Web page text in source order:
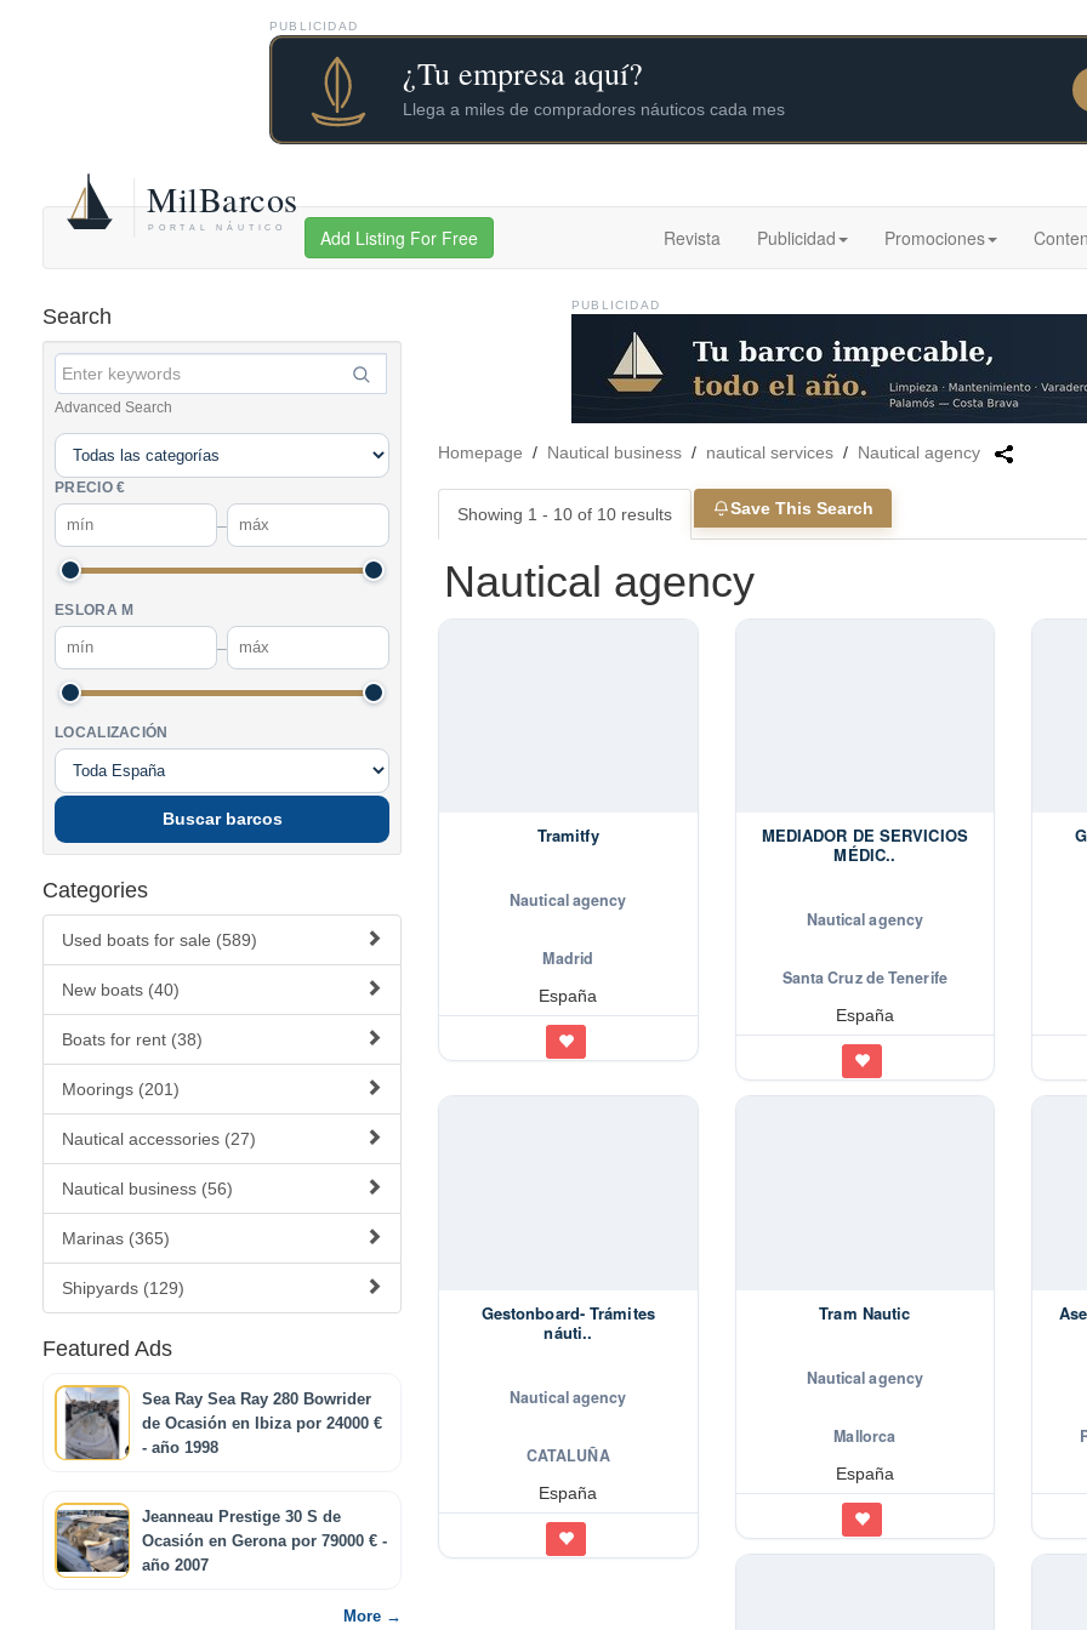
PUBLICIDAD
Add Listing For Free Revista Publicidad Promociones
Search
Advanced Search
PRECIO €
–
ESLORA M
–
LOCALIZACIÓN
Buscar barcos
Categories
Used boats for sale (589)
New boats (40)
Boats for rent (38)
Moorings (201)
Nautical accessories (27)
Nautical business (56)
Marinas (365)
Shipyards (129)
Featured Ads
Sea Ray Sea Ray 280 Bowrider
de Ocasión en Ibiza por 24000 €
- año 1998
Jeanneau Prestige 30 S de
Ocasión en Gerona por 79000 € -
año 2007
More →
PUBLICIDAD
Homepage / Nautical business / nautical services / Nautical agency
Showing 1 - 10 of 10 results Save This Search
Nautical agency
Tramitfy
Nautical agency
Madrid
España
MEDIADOR DE SERVICIOS
MÉDIC..
Nautical agency
Santa Cruz de Tenerife
España
Gestonboard- Trámites
náuti..
Nautical agency
CATALUÑA
España
Tram Nautic
Nautical agency
Mallorca
España